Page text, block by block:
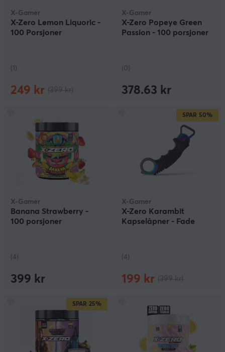
X-Gamer
X-Zero Lemon Liquoric -
100 Porsjoner
(1)
249 kr
X-Gamer
X-Zero Popeye Green
Passion - 100 porsjoner
(0)
378.63 kr
X-Gamer
Banana Strawberry -
100 porsjoner
(4)
399 kr
SPAR 50%
X-Gamer
X-Zero Karambit
Kapselåpner - Fade
(4)
199 kr
SPAR 25%